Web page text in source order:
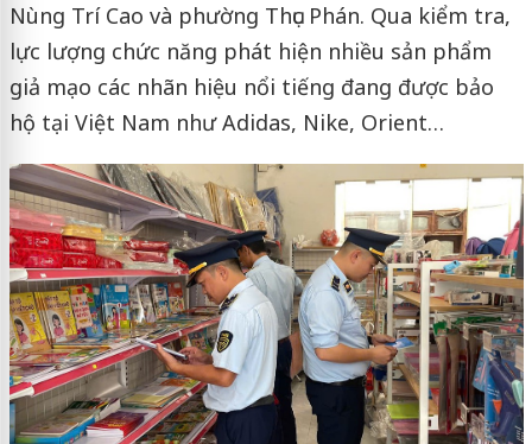
Nùng Trí Cao và phường Thục Phán. Qua kiểm tra,
lực lượng chức năng phát hiện nhiều sản phẩm
giả mạo các nhãn hiệu nổi tiếng đang được bảo
hộ tại Việt Nam như Adidas, Nike, Orient…